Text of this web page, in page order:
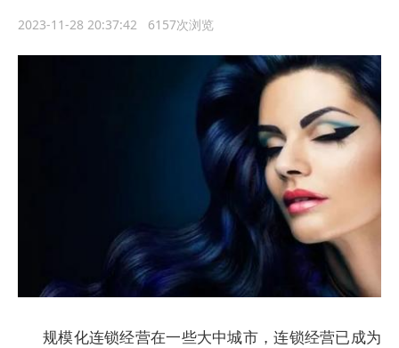
2023-11-28 20:37:42 6157次浏览
规模化连锁经营在一些大中城市，连锁经营已成为